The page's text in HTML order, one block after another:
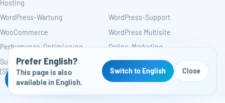
Hosting
WordPress-Wartung
WordPress-Support
WooCommerce
WordPress Multisite
Performance-Optimierung
Online-Marketing
Suchmaschinenoptimierung
(SEO)
Generative Engine
Optimization (GEO)
Kostenloser Website-Check
Prefer English?
This page is also
available in English.
Switch to English Close